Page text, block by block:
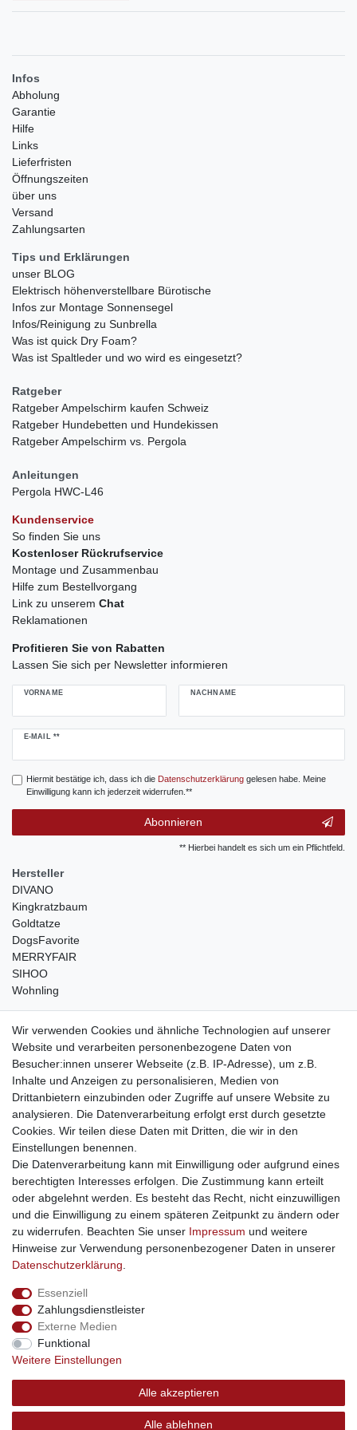
Infos
Abholung
Garantie
Hilfe
Links
Lieferfristen
Öffnungszeiten
über uns
Versand
Zahlungsarten
Tips und Erklärungen
unser BLOG
Elektrisch höhenverstellbare Bürotische
Infos zur Montage Sonnensegel
Infos/Reinigung zu Sunbrella
Was ist quick Dry Foam?
Was ist Spaltleder und wo wird es eingesetzt?
Ratgeber
Ratgeber Ampelschirm kaufen Schweiz
Ratgeber Hundebetten und Hundekissen
Ratgeber Ampelschirm vs. Pergola
Anleitungen
Pergola HWC-L46
Kundenservice
So finden Sie uns
Kostenloser Rückrufservice
Montage und Zusammenbau
Hilfe zum Bestellvorgang
Link zu unserem Chat
Reklamationen
Profitieren Sie von Rabatten
Lassen Sie sich per Newsletter informieren
VORNAME NACHNAME
E-MAIL **
Newsletter
Hiermit bestätige ich, dass ich die Daten­schutz­erklärunggelesen habe. Meine
Einwilligung kann ich jederzeit widerrufen.**
Abonnieren
** Hierbei handelt es sich um ein Pflichtfeld.
Hersteller
DIVANO
Kingkratzbaum
Goldtatze
DogsFavorite
MERRYFAIR
SIHOO
Wohnling
weitere Shops
traumlampen- Lampen und Kronleuchter
kinderwagencenter- Exklusive und günstige Kinderwagen
gastrogeraete24- alles für Gastronomie und Imbiss
soziale Medien
Facebook
sicher einkaufen
Sichere Bestellung und Zahlung via SSL Verschlüsselung
Wir verwenden Cookies und ähnliche Technologien auf unserer
Website und verarbeiten personenbezogene Daten von
Besucher:innen unserer Webseite (z.B. IP-Adresse), um z.B.
Inhalte und Anzeigen zu personalisieren, Medien von
Drittanbietern einzubinden oder Zugriffe auf unsere Website zu
analysieren. Die Datenverarbeitung erfolgt erst durch gesetzte
Cookies. Wir teilen diese Daten mit Dritten, die wir in den
Einstellungen benennen.
Die Datenverarbeitung kann mit Einwilligung oder aufgrund eines
berechtigten Interesses erfolgen. Die Zustimmung kann erteilt
oder abgelehnt werden. Es besteht das Recht, nicht einzuwilligen
und die Einwilligung zu einem späteren Zeitpunkt zu ändern oder
zu widerrufen. Beachten Sie unser Impressum und weitere
Hinweise zur Verwendung personenbezogener Daten in unserer
Daten­schutz­erklärung
Essenziell
Zahlungsdienstleister
Externe Medien
Funktional
Weitere Einstellungen
Alle akzeptieren
Alle ablehnen
Widerrufs­recht Widerrufs­formular
Daten­schutz­erklärung
© Copyright 2026 | swisshandel24.ch | Firmensitz: 8598